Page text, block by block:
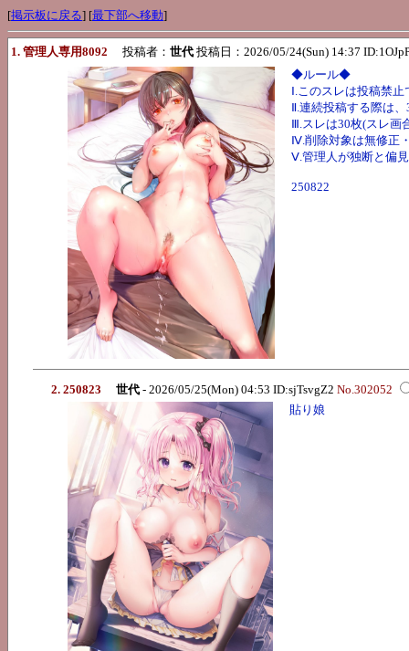
[掲示板に戻る] [最下部へ移動]
1. 管理人専用8092 投稿者： 世代 投稿日：2026/05/24(Sun) 14:37
◆ルール◆
Ⅰ.このスレは投稿禁止
Ⅱ.連続投稿する際は
Ⅲ.スレは30枚(スレ画
Ⅳ.削除対象は無修正
Ⅴ.管理人が独断と偏
250822
2. 250823 世代 - 2026/05/25(Mon) 04:53 ID:sjTsvgZ2 No.302052
貼り娘